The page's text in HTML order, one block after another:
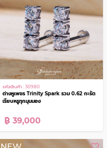
ต่างหูเพชรห่วง Étoile Lumière รวม 1.44
กะรัต ประกายเพชรที่โอบล้อม
฿ 49,000
NEW